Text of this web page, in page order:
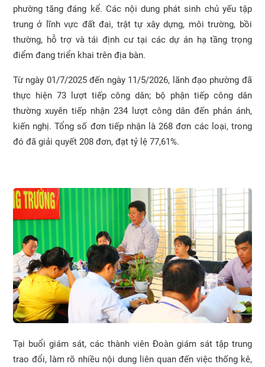
phường tăng đáng kể. Các nội dung phát sinh chủ yếu tập
trung ở lĩnh vực đất đai, trật tự xây dựng, môi trường, bồi
thường, hỗ trợ và tái định cư tại các dự án hạ tầng trọng
điểm đang triển khai trên địa bàn.
Từ ngày 01/7/2025 đến ngày 11/5/2026, lãnh đạo phường đã
thực hiện 73 lượt tiếp công dân; bộ phận tiếp công dân
thường xuyên tiếp nhận 234 lượt công dân đến phản ánh,
kiến nghị. Tổng số đơn tiếp nhận là 268 đơn các loại, trong
đó đã giải quyết 208 đơn, đạt tỷ lệ 77,61%.
Tại buổi giám sát, các thành viên Đoàn giám sát tập trung
trao đổi, làm rõ nhiều nội dung liên quan đến việc thống kê,